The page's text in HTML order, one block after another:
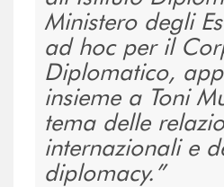
Ministero degli
ad hoc per il
Diplomatico,
insieme a Toni
tema delle
internazionali e
diplomacy.